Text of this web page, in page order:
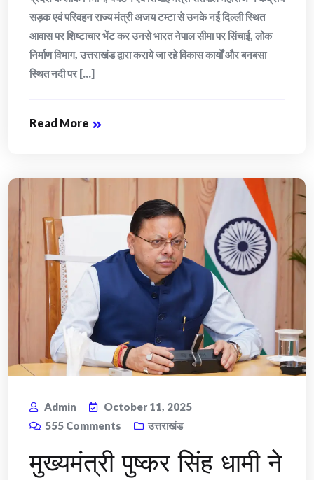
सड़क एवं परिवहन राज्य मंत्री अजय टम्टा से उनके नई दिल्ली स्थित
आवास पर शिष्टाचार भेंट कर उनसे भारत नेपाल सीमा पर सिंचाई, लोक
निर्माण विभाग, उत्तराखंड द्वारा कराये जा रहे विकास कार्यों और बनबसा
स्थित नदी पर [...]
Read More
Admin
October 11, 2025
555 Comments उत्तराखंड
मुख्यमंत्री पुष्कर सिंह धामी ने